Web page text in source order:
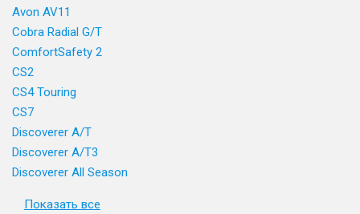
Avon AV11
Cobra Radial G/T
ComfortSafety 2
CS2
CS4 Touring
CS7
Discoverer A/T
Discoverer A/T3
Discoverer All Season
Показать все